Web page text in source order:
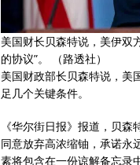
美国财长贝森特说，美伊双
的协议”。 （路透社）
美国财政部长贝森特说，美
足几个关键条件。
《华尔街日报》报道，贝
同意放弃高浓缩铀，承诺永
素将包含在一份谅解备忘录中